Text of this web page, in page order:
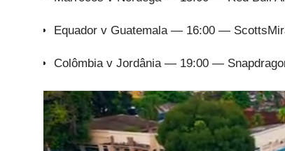
Equador v Guatemala — 16:00 —
Colômbia v Jordânia — 19:00 —